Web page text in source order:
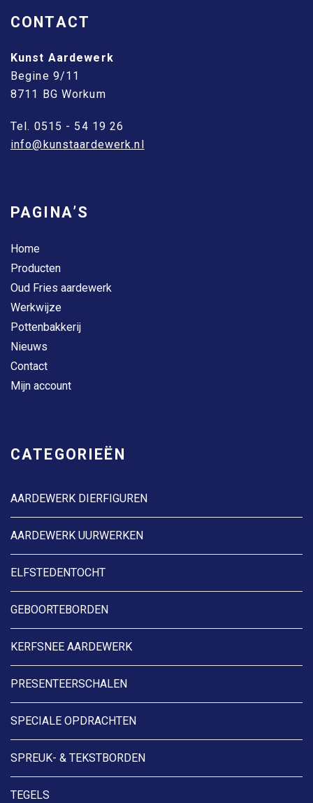
CONTACT
Kunst Aardewerk
Begine 9/11
8711 BG Workum
Tel. 0515 - 54 19 26
info@kunstaardewerk.nl
PAGINA’S
Home
Producten
Oud Fries aardewerk
Werkwijze
Pottenbakkerij
Nieuws
Contact
Mijn account
CATEGORIEËN
AARDEWERK DIERFIGUREN
AARDEWERK UURWERKEN
ELFSTEDENTOCHT
GEBOORTEBORDEN
KERFSNEE AARDEWERK
PRESENTEERSCHALEN
SPECIALE OPDRACHTEN
SPREUK- & TEKSTBORDEN
TEGELS